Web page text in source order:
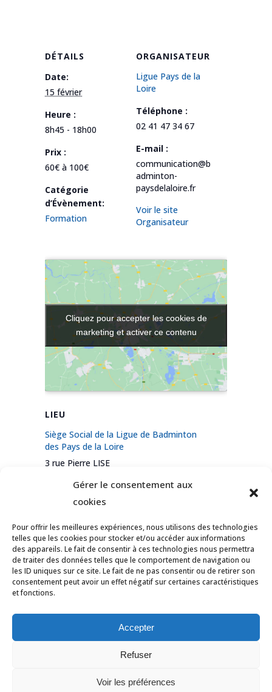
Gérer le consentement aux
cookies
Pour offrir les meilleures expériences, nous utilisons des technologies
telles que les cookies pour stocker et/ou accéder aux informations
des appareils. Le fait de consentir à ces technologies nous permettra
de traiter des données telles que le comportement de navigation ou
les ID uniques sur ce site. Le fait de ne pas consentir ou de retirer son
consentement peut avoir un effet négatif sur certaines caractéristiques
et fonctions.
Accepter
Refuser
Voir les préférences
DÉTAILS
Date:
15 février
Heure :
8h45 - 18h00
Prix :
60€ à 100€
Catégorie
d’Évènement:
Formation
ORGANISATEUR
Ligue Pays de la
Loire
Téléphone :
02 41 47 34 67
E-mail :
communication@b
adminton-
paysdelaloire.fr
Voir le site
Organisateur
LIEU
Siège Social de la Ligue de Badminton
des Pays de la Loire
3 rue Pierre LISE
Cliquez pour accepter les cookies de
marketing et activer ce contenu
Cliquez pour accepter les cookies de
marketing et activer ce contenu
Examen Arbitre Ligue
Certifié – Beaucouzé –
ANNULE
Formation Arbitre
de Ligue Certifié –
ONEA
la Loire de Badminton -
-Données personnelles
confidentialité-Avertissement